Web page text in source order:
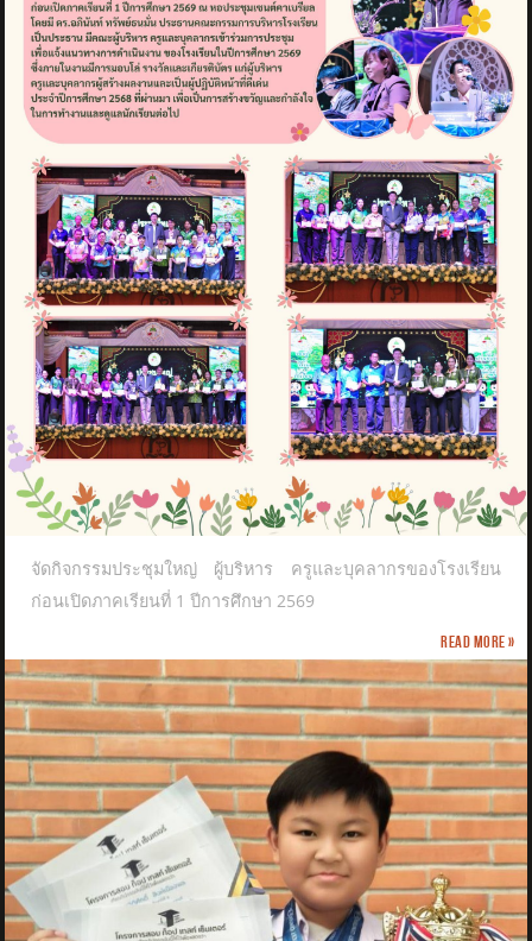
จัดกิจกรรมประชุมใหญ่ ผู้บริหาร ครูและบุคลากรของโรงเรียน
ก่อนเปิดภาคเรียนที่ 1 ปีการศึกษา 2569
Read more »